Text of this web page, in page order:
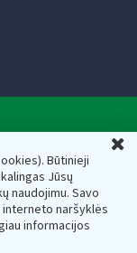
Būtinieji
Jūsų
naudojimu. Savo
naršyklės
informacijos
el.paštas:
Lietuvos
Juridinių